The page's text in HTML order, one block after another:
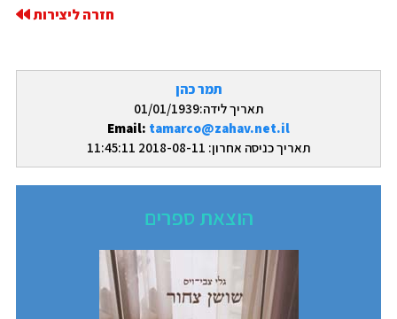
תמר כהן
תאריך לידה:01/01/1939
Email: tamarco@zahav.net.il
תאריך כניסה אחרון: 2018-08-11 11:45:11
הוצאת ספרים
חזרה ליצירות